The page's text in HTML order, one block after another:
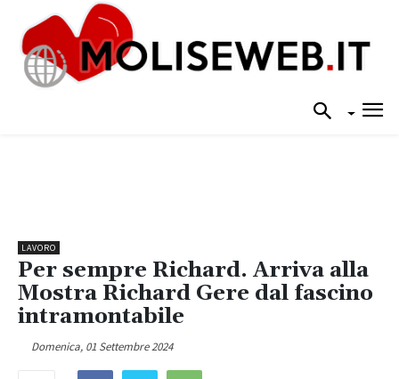
LAVORO
Per sempre Richard. Arriva alla
Mostra Richard Gere dal fascino
intramontabile
Domenica, 01 Settembre 2024